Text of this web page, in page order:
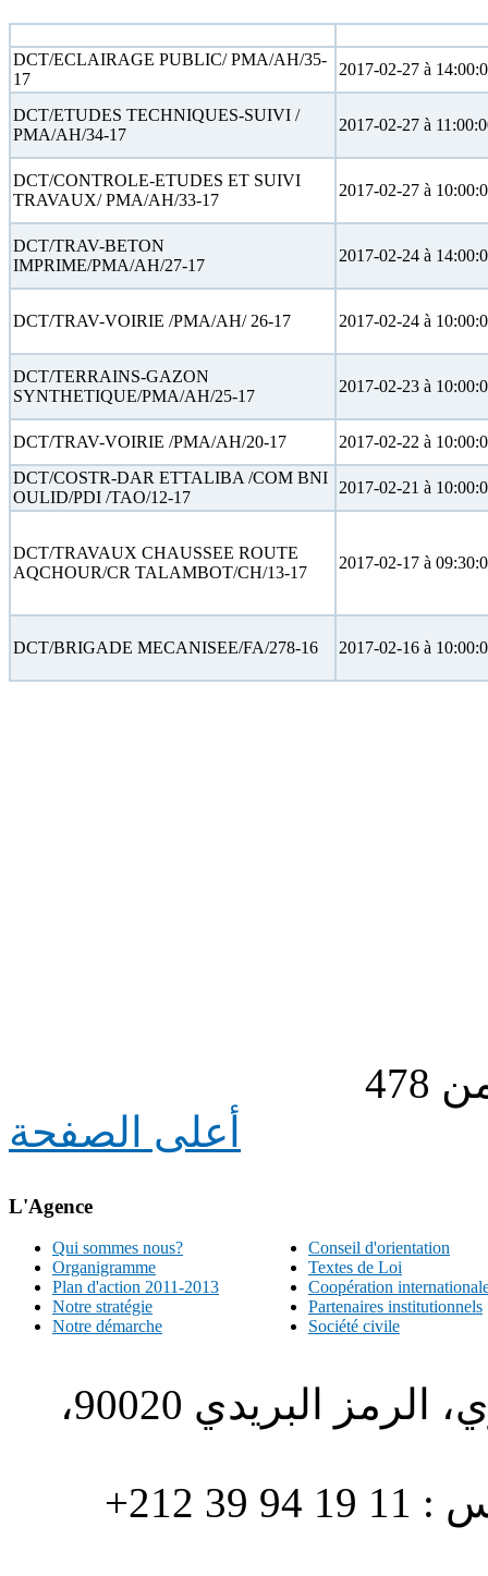
DCT/ECLAIRAGE PUBLIC/ PMA/AH/35-
17
2017-02-27 à
DCT/ETUDES TECHNIQUES-SUIVI /
PMA/AH/34-17
2017-02-27 à
DCT/CONTROLE-ETUDES ET SUIVI
TRAVAUX/ PMA/AH/33-17
2017-02-27 à
DCT/TRAV-BETON
IMPRIME/PMA/AH/27-17
2017-02-24 à
DCT/TRAV-VOIRIE /PMA/AH/ 26-17 2017-02-24 à
DCT/TERRAINS-GAZON
SYNTHETIQUE/PMA/AH/25-17
2017-02-23 à
DCT/TRAV-VOIRIE /PMA/AH/20-17
2017-02-22 à
DCT/COSTR-DAR ETTALIBA /COM BNI
OULID/PDI /TAO/12-17
2017-02-21 à
DCT/TRAVAUX CHAUSSEE ROUTE
AQCHOUR/CR TALAMBOT/CH/13-17
2017-02-17 à
DCT/BRIGADE MECANISEE/FA/278-16 2017-02-16 à
أعلى الصفحة
L'Agence
Qui sommes nous?
Organigramme
Plan d'action 2011-2013
Notre stratégie
Notre démarche
Conseil d'orientation
Textes de Loi
Coopération
Partenaires institutionnels
Société civile
الطبري ص.ب. 1196، الحي الاداري، الرمز البريدي 90020،
هاتف : 90/88 32 94 39 212+ فاكس : 11 19 94 39 212+